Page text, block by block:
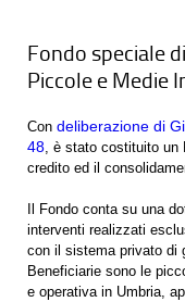
Fondo speciale
Piccole e Medie
Con deliberazione di
48 , è stato costituito
credito ed il
Il Fondo conta su una
interventi realizzati
con il sistema privato di
Beneficiarie sono le
e operativa in Umbria,